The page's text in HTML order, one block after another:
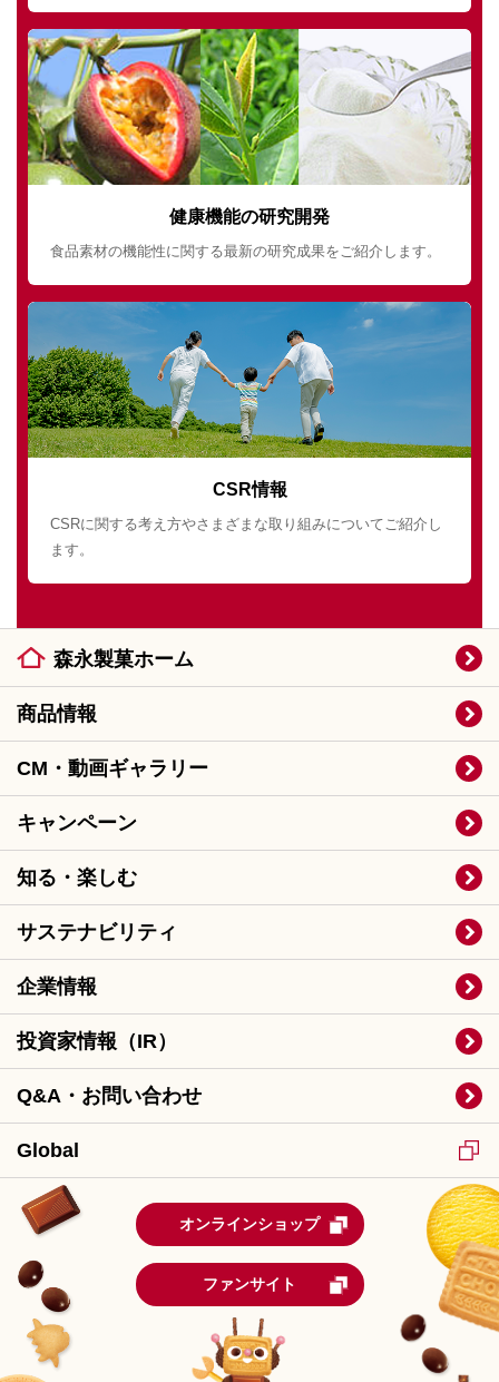
健康機能の研究開発
食品素材の機能性に関する最新の研究成果をご紹介します。
CSR情報
CSRに関する考え方やさまざまな取り組みについてご紹介し
ます。
森永製菓ホーム
商品情報
CM・動画ギャラリー
キャンペーン
知る・楽しむ
サステナビリティ
企業情報
投資家情報（IR）
Q&A・お問い合わせ
Global
オンラインショップ
ファンサイト